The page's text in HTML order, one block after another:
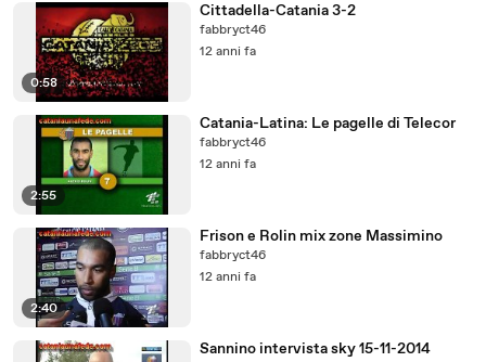
0:58
Cittadella-Catania 3-2
fabbryct46
12 anni fa
2:55
Catania-Latina: Le pagelle di Telecor
fabbryct46
12 anni fa
2:40
Frison e Rolin mix zone Massimino
fabbryct46
12 anni fa
Sannino intervista sky 15-11-2014